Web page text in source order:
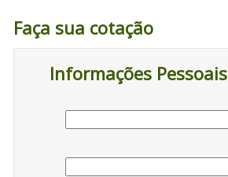
Faça sua cotação
Informações Pessoais